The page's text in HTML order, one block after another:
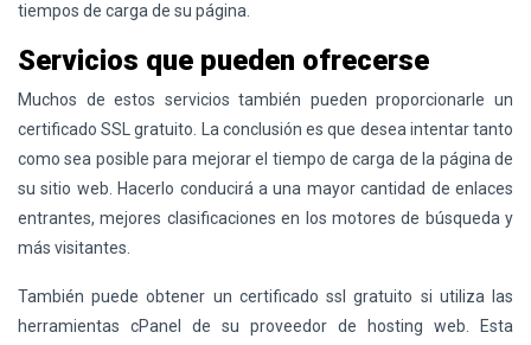
tiempos de carga de su página.
Servicios que pueden ofrecerse
Muchos de estos servicios también pueden proporcionarle un
certificado SSL gratuito. La conclusión es que desea intentar tanto
como sea posible para mejorar el tiempo de carga de la página de
su sitio web. Hacerlo conducirá a una mayor cantidad de enlaces
entrantes, mejores clasificaciones en los motores de búsqueda y
más visitantes.
También puede obtener un certificado ssl gratuito si utiliza las
herramientas cPanel de su proveedor de hosting web. Esta